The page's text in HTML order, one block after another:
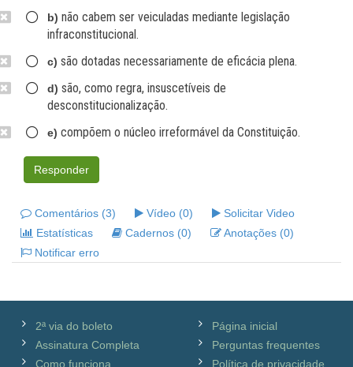
b) não cabem ser veiculadas mediante legislação
infraconstitucional.
c) são dotadas necessariamente de eficácia plena.
d) são, como regra, insuscetíveis de
desconstitucionalização.
e) compõem o núcleo irreformável da Constituição.
Responder
Comentários (3) Vídeo (0)
Solicitar Video
Estatísticas
Cadernos (0)
Anotações (0)
Notificar erro
2ª via do boleto
Assinatura Completa
Como funciona
Página inicial
Perguntas frequentes
Política de privacidade